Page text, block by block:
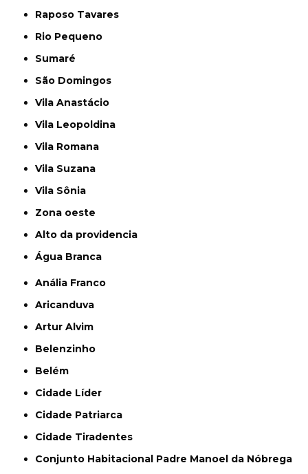
Raposo Tavares
Rio Pequeno
Sumaré
São Domingos
Vila Anastácio
Vila Leopoldina
Vila Romana
Vila Suzana
Vila Sônia
Zona oeste
alto da providencia
Água Branca
Anália Franco
Aricanduva
Artur Alvim
Belenzinho
Belém
Cidade Líder
Cidade Patriarca
Cidade Tiradentes
Conjunto Habitacional Padre Manoel da Nóbrega